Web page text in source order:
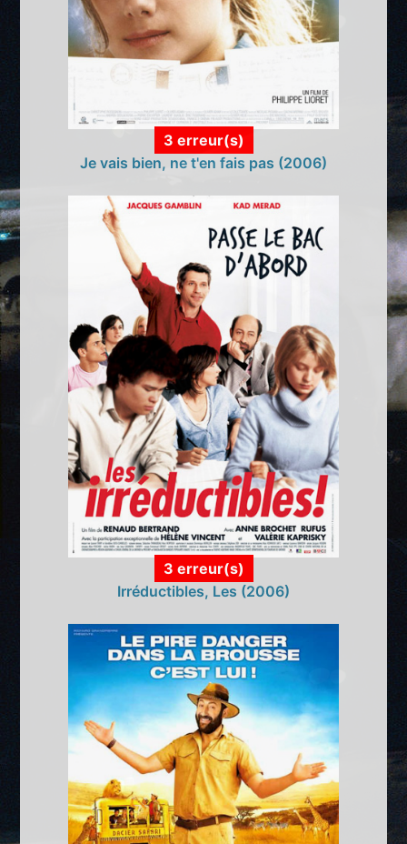
3 erreur(s)
Je vais bien, ne t'en fais pas (2006)
3 erreur(s)
Irréductibles, Les (2006)